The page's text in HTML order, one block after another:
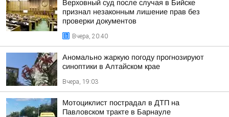
Верховный суд после случая в Бийске
признал незаконным лишение прав без
проверки документов
Вчера, 20:40
Аномально жаркую погоду прогнозируют
синоптики в Алтайском крае
Вчера, 19:03
Мотоциклист пострадал в ДТП на
Павловском тракте в Барнауле